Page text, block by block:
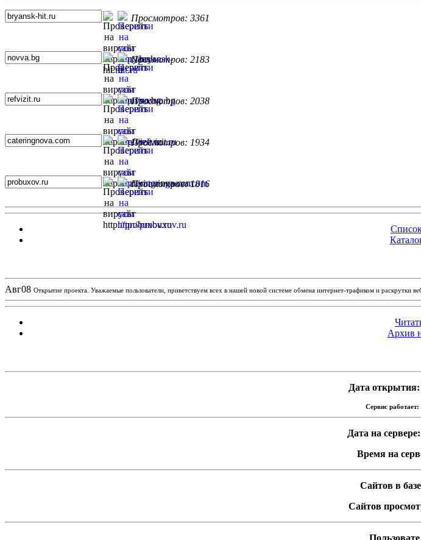
Просмотров: 3361
Просмотров: 2183
Просмотров: 2038
Просмотров: 1934
Просмотров: 1816
Авг08 Открытие проекта. Уважаемые пользователи, приветствуем всех в нашей новой системе обмена интернет-трафиком и
Архив
Дата открытия:
Сервис работает:
Дата на
Время на
Сайтов в
Сайтов